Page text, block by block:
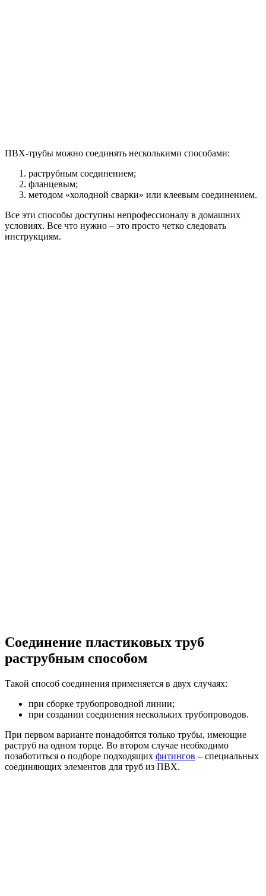
ПВХ-трубы можно соединять несколькими способами:
раструбным соединением;
фланцевым;
методом «холодной сварки» или клеевым соединением.
Все эти способы доступны непрофессионалу в домашних
условиях. Все что нужно – это просто четко следовать
инструкциям.
Соединение пластиковых труб
раструбным способом
Такой способ соединения применяется в двух случаях:
при сборке трубопроводной линии;
при создании соединения нескольких трубопроводов.
При первом варианте понадобятся только трубы, имеющие
раструб на одном торце. Во втором случае необходимо
позаботиться о подборе подходящих фитингов – специальных
соединяющих элементов для труб из ПВХ.